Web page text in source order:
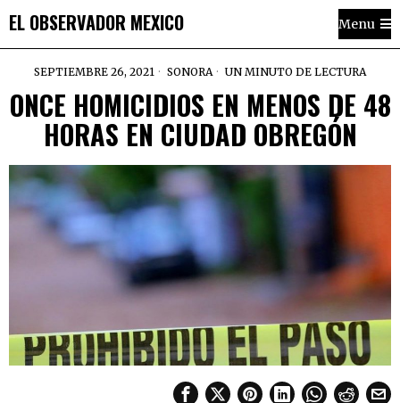
EL OBSERVADOR MEXICO Menu
SEPTIEMBRE 26, 2021 SONORA UN MINUTO DE LECTURA
ONCE HOMICIDIOS EN MENOS DE 48
HORAS EN CIUDAD OBREGÓN